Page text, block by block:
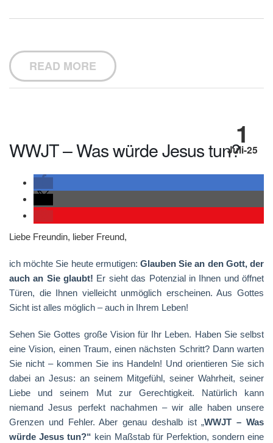
READ MORE
1
Juli-25
WWJT – Was würde Jesus tun?
Liebe Freundin, lieber Freund,
ich möchte Sie heute ermutigen: Glauben Sie an den Gott, der
auch an Sie glaubt! Er sieht das Potenzial in Ihnen und öffnet
Türen, die Ihnen vielleicht unmöglich erscheinen. Aus Gottes
Sicht ist alles möglich – auch in Ihrem Leben!
Sehen Sie Gottes große Vision für Ihr Leben. Haben Sie selbst
eine Vision, einen Traum, einen nächsten Schritt? Dann warten
Sie nicht – kommen Sie ins Handeln! Und orientieren Sie sich
dabei an Jesus: an seinem Mitgefühl, seiner Wahrheit, seiner
Liebe und seinem Mut zur Gerechtigkeit. Natürlich kann
niemand Jesus perfekt nachahmen – wir alle haben unsere
Grenzen und Fehler. Aber genau deshalb ist „WWJT – Was
würde Jesus tun?“ kein Maßstab für Perfektion, sondern eine